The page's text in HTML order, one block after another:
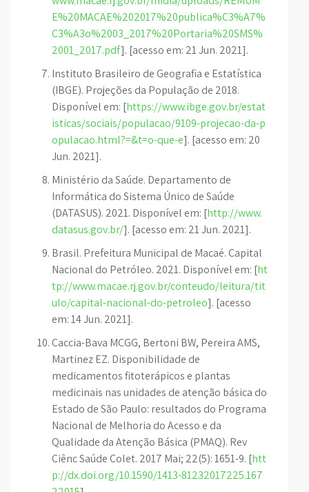
E%20MACAE%202017%20publica%C3%A7%
C3%A3o%2003_2017%20Portaria%20SMS%
2001_2017.pdf]. [acesso em: 21 Jun. 2021].
Instituto Brasileiro de Geografia e Estatística
(IBGE). Projeções da População de 2018.
Disponível em: [https://www.ibge.gov.br/estat
isticas/sociais/populacao/9109-projecao-da-p
opulacao.html?=&t=o-que-e]. [acesso em: 20
Jun. 2021].
Ministério da Saúde. Departamento de
Informática do Sistema Único de Saúde
(DATASUS). 2021. Disponível em: [http://www.
datasus.gov.br/]. [acesso em: 21 Jun. 2021].
Brasil. Prefeitura Municipal de Macaé. Capital
Nacional do Petróleo. 2021. Disponível em: [ht
tp://www.macae.rj.gov.br/conteudo/leitura/tit
ulo/capital-nacional-do-petroleo]. [acesso
em: 14 Jun. 2021].
Caccia-Bava MCGG, Bertoni BW, Pereira AMS,
Martinez EZ. Disponibilidade de
medicamentos fitoterápicos e plantas
medicinais nas unidades de atenção básica do
Estado de São Paulo: resultados do Programa
Nacional de Melhoria do Acesso e da
Qualidade da Atenção Básica (PMAQ). Rev
Ciênc Saúde Colet. 2017 Mai; 22(5): 1651-9. [htt
p://dx.doi.org/10.1590/1413-81232017225.167